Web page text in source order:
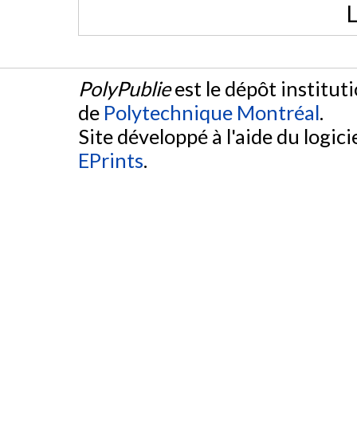
PolyPublieest le dépôt
de Polytechnique Montréal.
Site développé à l'aide du
EPrints.